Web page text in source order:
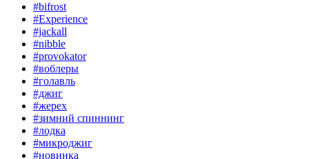
#bifrost
#Experience
#jackall
#nibble
#provokator
#воблеры
#голавль
#джиг
#жерех
#зимний спиннинг
#лодка
#микроджиг
#новинка